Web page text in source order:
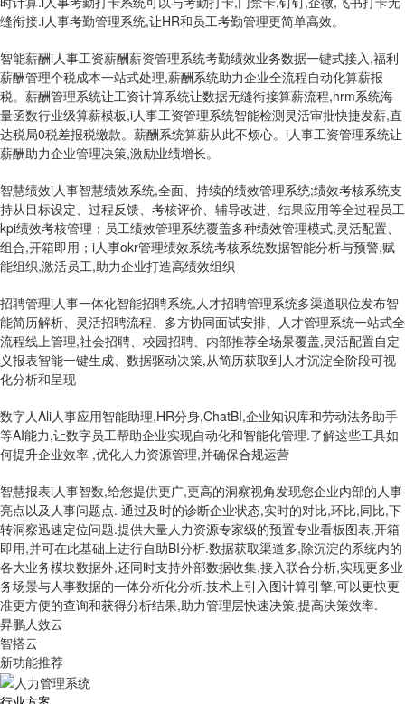
缝衔接.i人事考勤管理系统,让HR和员工考勤管理更简单高效。
智能薪酬i人事工资薪酬薪资管理系统考勤绩效业务数据一键式接入,福利
薪酬管理个税成本一站式处理,薪酬系统助力企业全流程自动化算薪报
税。薪酬管理系统让工资计算系统让数据无缝衔接算薪流程,hrm系统海
量函数行业级算薪模板,i人事工资管理系统智能检测灵活审批快捷发薪,直
达税局0税差报税缴款。薪酬系统算薪从此不烦心。i人事工资管理系统让
薪酬助力企业管理决策,激励业绩增长。
智慧绩效i人事智慧绩效系统,全面、持续的绩效管理系统;绩效考核系统支
持从目标设定、过程反馈、考核评价、辅导改进、结果应用等全过程员工
kpi绩效考核管理；员工绩效管理系统覆盖多种绩效管理模式,灵活配置、
组合,开箱即用；i人事okr管理绩效系统考核系统数据智能分析与预警,赋
能组织,激活员工,助力企业打造高绩效组织
招聘管理i人事一体化智能招聘系统,人才招聘管理系统多渠道职位发布智
能简历解析、灵活招聘流程、多方协同面试安排、人才管理系统一站式全
流程线上管理,社会招聘、校园招聘、内部推荐全场景覆盖,灵活配置自定
义报表智能一键生成、数据驱动决策,从简历获取到人才沉淀全阶段可视
化分析和呈现
数字人Ali人事应用智能助理,HR分身,ChatBI,企业知识库和劳动法务助手
等AI能力,让数字员工帮助企业实现自动化和智能化管理.了解这些工具如
何提升企业效率 ,优化人力资源管理,并确保合规运营
智慧报表i人事智数,给您提供更广,更高的洞察视角发现您企业内部的人事
亮点以及人事问题点. 通过及时的诊断企业状态,实时的对比,环比,同比,下
转洞察迅速定位问题.提供大量人力资源专家级的预置专业看板图表,开箱
即用,并可在此基础上进行自助BI分析.数据获取渠道多,除沉淀的系统内的
各大业务模块数据外,还同时支持外部数据收集,接入联合分析,实现更多业
务场景与人事数据的一体分析化分析.技术上引入图计算引擎,可以更快更
准更方便的查询和获得分析结果,助力管理层快速决策,提高决策效率.
昇鹏人效云
智搭云
新功能推荐